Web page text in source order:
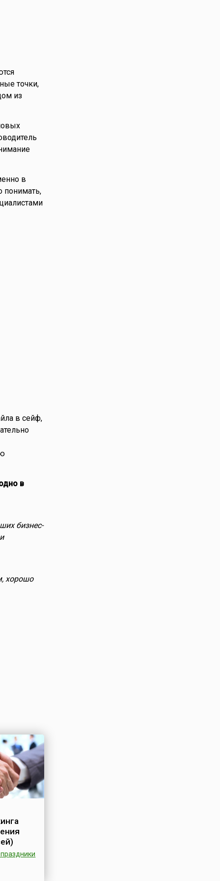
точки,
из
в
понимать,
в сейф,
в
бизнес-
хорошо